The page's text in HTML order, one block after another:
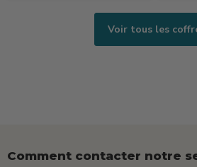
Voir tous les
Comment contacter notre